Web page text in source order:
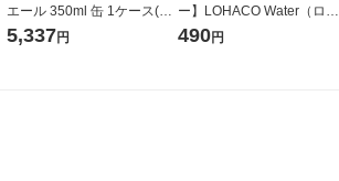
エール 350ml 缶 1ケース(24
本)
5,337円
ー】LOHACO Water（ロハ
コウォーター）2L ラベルレ
490円